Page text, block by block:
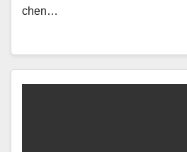
chen…